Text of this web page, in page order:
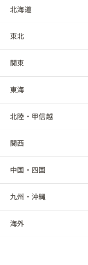
北海道
北海道
東北
青森県
岩手県
宮城県
秋田県
山形県
福島県
関東
茨城県
栃木県
群馬県
埼玉県
千葉県
東京都
東海
岐阜県
静岡県
愛知県
三重県
北陸・甲信越
新潟県
富山県
石川県
福井県
関西
滋賀県
京都府
大阪府
中国・四国
鳥取県
島根県
九州・沖縄
福岡県
海外